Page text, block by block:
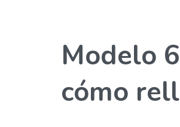
Modelo
cómo